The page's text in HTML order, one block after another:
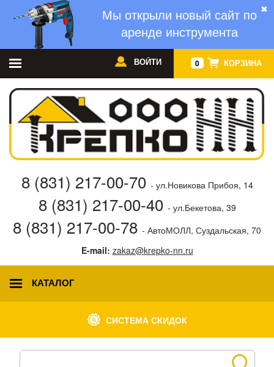
✖
Мы открыли новый сайт по
аренде инструмента
0 КОРЗИНА
ВОЙТИ
8 (831) 217-00-70 - ул.Новикова Прибоя, 14
8 (831) 217-00-40 - ул.Бекетова, 39
8 (831) 217-00-78 - АвтоМОЛЛ, Суздальская, 70
E-mail: zakaz@krepko-nn.ru
КАТАЛОГ
СИСТЕМА СКИДОК